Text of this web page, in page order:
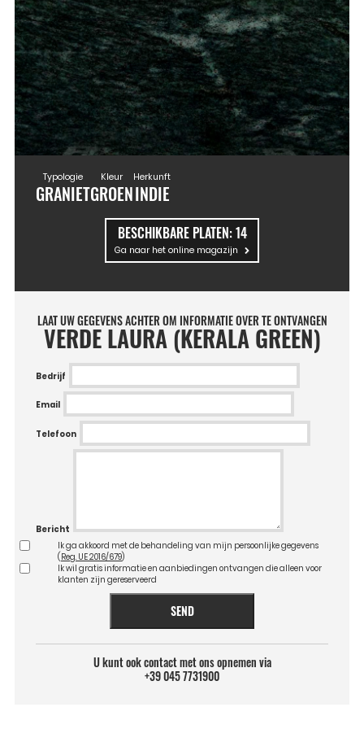
Typologie
GRANIET
Kleur
GROEN
Herkunft
INDIE
BESCHIKBARE PLATEN:14
Ga naar het online magazijn
LAAT UW GEGEVENS ACHTER OM INFORMATIE OVER TE ONTVANGEN
VERDE LAURA (KERALA GREEN)
Bedrijf
Email
Telefoon
Bericht
Ik ga akkoord met de behandeling van mijn persoonlijke gegevens
( Reg. UE 2016/679)
Ik wil gratis informatie en aanbiedingen ontvangen die alleen voor
klanten zijn gereserveerd
SEND
U kunt ook contact met ons opnemen via
+39 045 7731900